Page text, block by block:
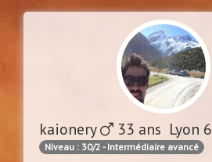
kaionery 33 ans Lyon 6
Niveau : 30/2 - Intermédiaire avancé